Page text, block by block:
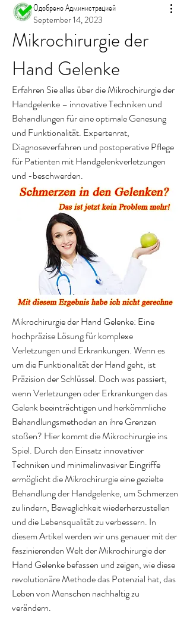
Одобрено Администрацией
September 14, 2023
Mikrochirurgie der
Hand Gelenke
Erfahren Sie alles über die Mikrochirurgie der
Handgelenke – innovative Techniken und
Behandlungen für eine optimale Genesung
und Funktionalität. Expertenrat,
Diagnoseverfahren und postoperative Pflege
für Patienten mit Handgelenkverletzungen
und -beschwerden.
Mikrochirurgie der Hand Gelenke: Eine
hochpräzise Lösung für komplexe
Verletzungen und Erkrankungen. Wenn es
um die Funktionalität der Hand geht, ist
Präzision der Schlüssel. Doch was passiert,
wenn Verletzungen oder Erkrankungen das
Gelenk beeinträchtigen und herkömmliche
Behandlungsmethoden an ihre Grenzen
stoßen? Hier kommt die Mikrochirurgie ins
Spiel. Durch den Einsatz innovativer
Techniken und minimalinvasiver Eingriffe
ermöglicht die Mikrochirurgie eine gezielte
Behandlung der Handgelenke, um Schmerzen
zu lindern, Beweglichkeit wiederherzustellen
und die Lebensqualität zu verbessern. In
diesem Artikel werden wir uns genauer mit der
faszinierenden Welt der Mikrochirurgie der
Hand Gelenke befassen und zeigen, wie diese
revolutionäre Methode das Potenzial hat, das
Leben von Menschen nachhaltig zu
verändern.